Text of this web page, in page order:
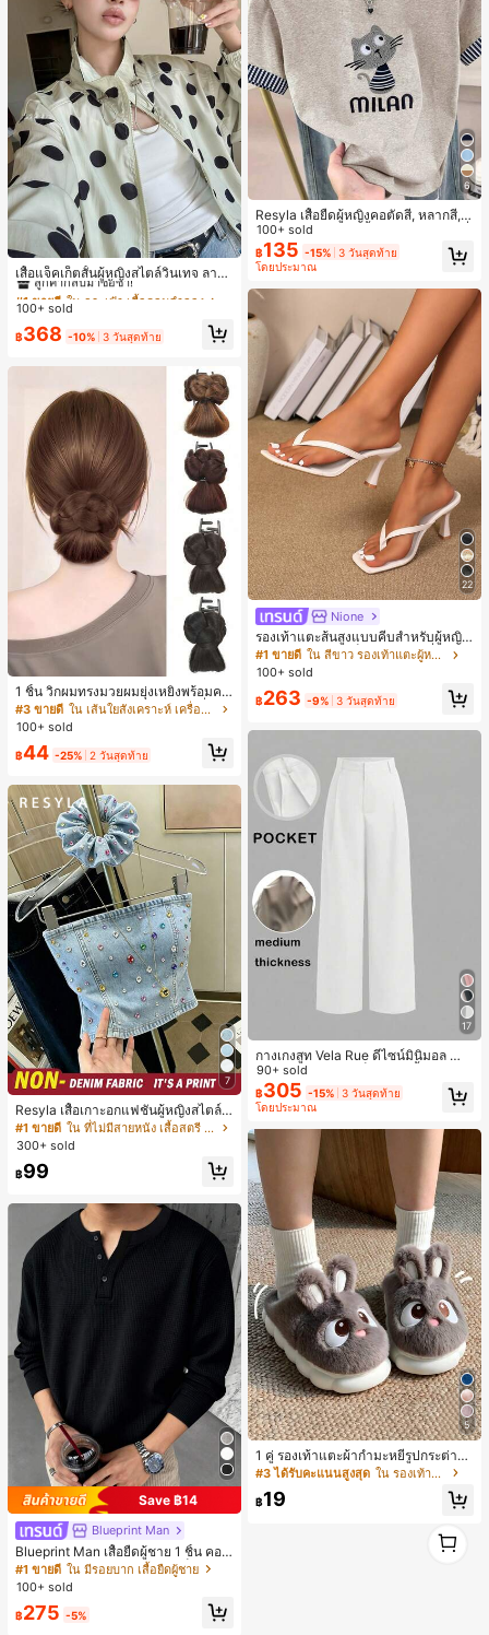
เสื้อแจ็คเก็ตสั้นผู้หญิงสไตล์วินเทจ ลายจุ
ดขนาดใหญ่ คอตั้ง เอวเข้ารูป แขนพอง
ทรงหลวม แฟชั่นอเนกประสงค์ สำหรับใ
#1 ขายดี
ใน กระเป๋า เสื้อคลุมลำลอง
ลูกค้ากลับมาซื้อซ้ำ!
#1 ขายดี ใน กระเป๋า เสื้อคลุมลำลอง
ลูกค้ากลับมาซื้อซ้ำ!
#1 ขายดี ใน กระเป๋า เสื้อคลุมลำลอง
ลูกค้ากลับมาซื้อซ้ำ!
#1 ขายดี
ใน กระเป๋า เสื้อคลุมลำลอง
ลูกค้ากลับมาซื้อซ้ำ!
100+ sold
฿368 -10% 3 วันสุดท้าย
1 ชิ้น วิกผมทรงมวยผมยุ่งเหยิงพร้อมคลิ
ปหนีบผม, คลิปหนีบผมสังเคราะห์ที่ได้รั
บการอัปเกรดแฟชั่น, วิกผมเส้นใยทนคว
ช้งานง่ายโดยไม่ต้องใช้เครื่องมือ, เหมา
สมบูรณ์แบบสำหรับผู้หญิง คลิปหนีบผม
คลิปหนีบผมสบายๆ แฟชั่นผม คลิปหนีบ
ผมหรูหรา ฤดูร้อน ชายหาด วันหยุด
#3 ขายดี
ใน เส้นใยสังเคราะห์ เครื่องประดับผมผู้หญิง
100+ sold
฿44 -25% 2 วันสุดท้าย
7
Resyla เสื้อเกาะอกแฟชั่นผู้หญิงสไตล์ซั
มเมอร์อเนกประสงค์ลายเดนิม แนะนำ
สำหรับงานหนัก ขายดี ตกแต่งเพชรสีสั
จำวัน
#1 ขายดี
ใน ที่ไม่มีสายหนัง เสื้อสตรี เสื้อเบลาส์ & Tee
300+ sold
฿99
Save ฿14
Blueprint Man
Blueprint Man เสื้อยืดผู้ชาย 1 ชิ้น คอเ
ฮนลีย์ ผ้าถักลายวาฟเฟิล คอวีเล็ก ทรงห
ลวม บาง ระบายอากาศได้ดี ใส่สบาย มี
ส์ใหญ่กว่าปกติ กรุณาเลือกไซส์เล็กลงเพื่
#1 ขายดี ใน มีรอยบาก เสื้อยืดผู้ชาย
100+ sold
฿275 -5%
6
Resyla เสื้อยืดผู้หญิงคอตัดสี, หลากสี, ล
ายพิมพ์แมวน่ารัก, เสื้อสำหรับออกไปเที่
ยวฤดูร้อน, ดีไซน์กราฟิก, ความรู้สึกพรีเ
มียม, ลำลองอเนกประสงค์, สวมใส่ประ
จำวัน, กลางแจ้ง, ช้อปปิ้ง, การเดินทาง
เสื้อผ้ากลางแจ้ง
100+ sold
฿135 -15% 3 วันสุดท้าย
โดยประมาณ
22
Nione
รองเท้าแตะส้นสูงแบบคีบสำหรับผู้หญิง
สไตล์คลาสสิก สีบล็อก สไตล์แฟรี่ฤดูร้อ
น ส้นเข็ม รองเท้าแตะแบบคีบ รองเท้าแ
ญิง สำหรับออฟฟิศ บ้าน กลางแจ้ง ดีไซ
น์หัวเหลี่ยม ชิคและหรูหรา สำหรับเดทไ
นท์
#1 ขายดี
ใน สีขาว รองเท้าแตะผู้หญิง
100+ sold
฿263 -9% 3 วันสุดท้าย
17
กางเกงสูท Vela Rue ดีไซน์มินิมอล น้ำ
หนักเบา โปร่งแสงเล็กน้อย สีน้ำเงินเข้ม
สีพื้น ปิดด้วยซิป ตะขอ และกระดุม ขาก
ว้าง ทรงเพรียว แฟชั่นทุกฤดูกาล สีขาว
90+ sold
฿305 -15% 3 วันสุดท้าย
โดยประมาณ
5
1 คู่ รองเท้าแตะผ้ากำมะหยี่รูปกระต่าย
สำหรับผู้หญิง, อบอุ่นและสบาย, เหมาะ
สำหรับใส่ลำลองในฤดูใบไม้ร่วง/ฤดูหน
าว, รองเท้าบ้านผู้หญิงหรูหราใหม่, ส้นเ
รับฤดูหนาวที่อบอุ่น, รองเท้าแตะผ้ากำม
ะหยี่น่ารัก, ของขวัญปีใหม่/วันวาเลนไท
#3 ได้รับคะแนนสูงสุด ใน รองเท้าแตะใส่ในบ้าน
฿19